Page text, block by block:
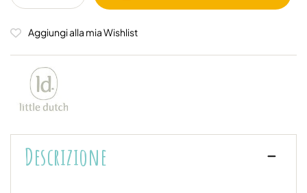
Aggiungi alla mia Wishlist
Descrizione